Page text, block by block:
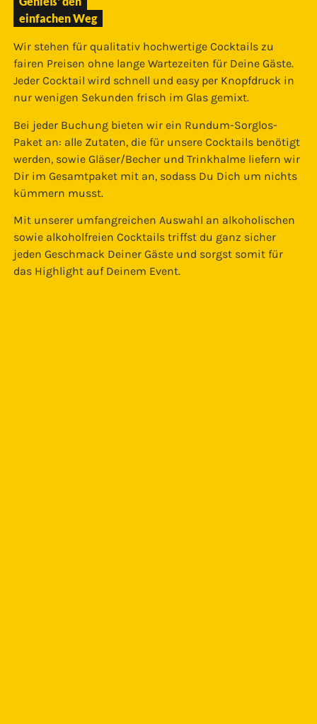
einfachen Weg
Wir stehen für qualitativ hochwertige Cocktails zu
fairen Preisen ohne lange Wartezeiten für Deine Gäste.
Jeder Cocktail wird schnell und easy per Knopfdruck in
nur wenigen Sekunden frisch im Glas gemixt.
Bei jeder Buchung bieten wir ein Rundum-Sorglos-
Paket an: alle Zutaten, die für unsere Cocktails benötigt
werden, sowie Gläser/Becher und Trinkhalme liefern wir
Dir im Gesamtpaket mit an, sodass Du Dich um nichts
kümmern musst.
Mit unserer umfangreichen Auswahl an alkoholischen
sowie alkoholfreien Cocktails triffst du ganz sicher
jeden Geschmack Deiner Gäste und sorgst somit für
das Highlight auf Deinem Event.